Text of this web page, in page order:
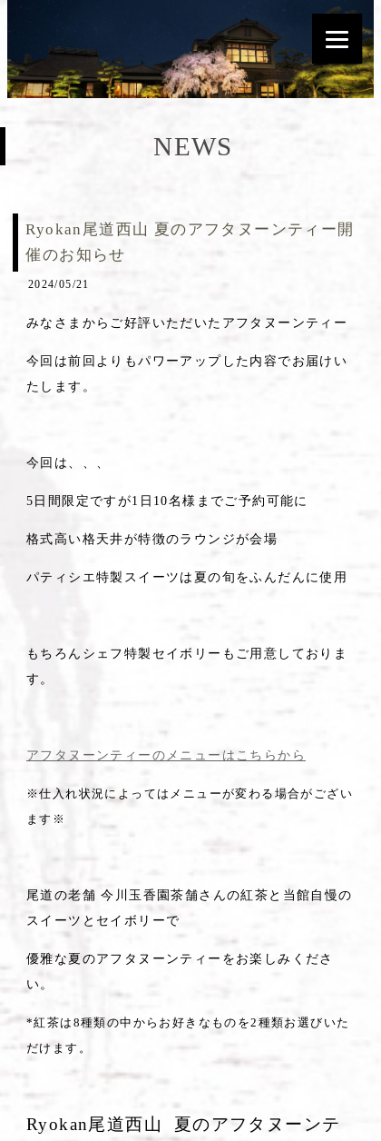
NEWS
Ryokan尾道西山 夏のアフタヌーンティー開
催のお知らせ
2024/05/21
みなさまからご好評いただいたアフタヌーンティー
今回は前回よりもパワーアップした内容でお届けい
たします。
今回は、、、
5日間限定ですが1日10名様までご予約可能に
格式高い格天井が特徴のラウンジが会場
パティシエ特製スイーツは夏の旬をふんだんに使用
もちろんシェフ特製セイボリーもご用意しておりま
す。
アフタヌーンティーのメニューはこちらから
※仕入れ状況によってはメニューが変わる場合がござい
ます※
尾道の老舗 今川玉香園茶舗さんの紅茶と当館自慢の
スイーツとセイボリーで
優雅な夏のアフタヌーンティーをお楽しみくださ
い。
*紅茶は8種類の中からお好きなものを2種類お選びいた
だけます。
Ryokan尾道西山 夏のアフタヌーンテ